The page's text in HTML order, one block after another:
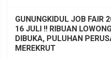
GUNUNGKIDUL JOB FAIR
16 JULI !! RIBUAN
DIBUKA, PULUHAN
MEREKRUT